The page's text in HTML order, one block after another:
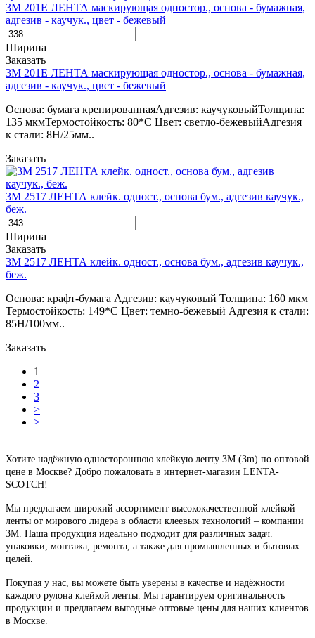
3М 201E ЛЕНТА маскирующая одностор., основа - бумажная,
адгезив - каучук., цвет - бежевый
Ширина
Заказать
3М 201E ЛЕНТА маскирующая одностор., основа - бумажная,
адгезив - каучук., цвет - бежевый
Основа: бумага крепированнаяАдгезив: каучуковыйТолщина:
135 мкмТермостойкость: 80*С Цвет: светло-бежевыйАдгезия
к стали: 8Н/25мм..
Заказать
3М 2517 ЛЕНТА клейк. одност., основа бум., адгезив каучук.,
беж.
Ширина
Заказать
3М 2517 ЛЕНТА клейк. одност., основа бум., адгезив каучук.,
беж.
Основа: крафт-бумага Адгезив: каучуковый Толщина: 160 мкм
Термостойкость: 149*С Цвет: темно-бежевый Адгезия к стали:
85Н/100мм..
Заказать
1
2
3
>
>|
Хотите надёжную одностороннюю клейкую ленту 3М (3m) по оптовой
цене в Москве? Добро пожаловать в интернет-магазин LENTA-
SCOTCH!
Мы предлагаем широкий ассортимент высококачественной клейкой
ленты от мирового лидера в области клеевых технологий – компании
3М. Наша продукция идеально подходит для различных задач.
упаковки, монтажа, ремонта, а также для промышленных и бытовых
целей.
Покупая у нас, вы можете быть уверены в качестве и надёжности
каждого рулона клейкой ленты. Мы гарантируем оригинальность
продукции и предлагаем выгодные оптовые цены для наших клиентов
в Москве.